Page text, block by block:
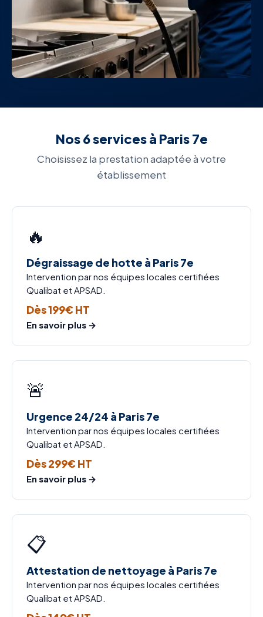
Nos 6 services à Paris 7e
Choisissez la prestation adaptée à votre
établissement
🔥
Dégraissage de hotte à Paris 7e
Intervention par nos équipes locales certifiées
Qualibat et APSAD.
Dès 199€ HT
En savoir plus →
🚨
Urgence 24/24 à Paris 7e
Intervention par nos équipes locales certifiées
Qualibat et APSAD.
Dès 299€ HT
En savoir plus →
📋
Attestation de nettoyage à Paris 7e
Intervention par nos équipes locales certifiées
Qualibat et APSAD.